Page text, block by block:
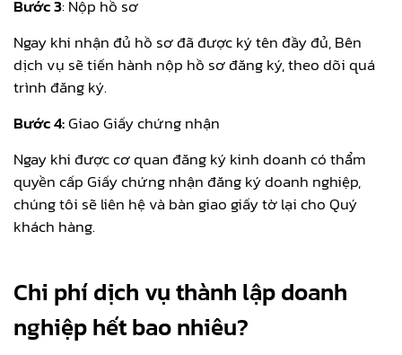
Bước 3: Nộp hồ sơ
Ngay khi nhận đủ hồ sơ đã được ký tên đầy đủ, Bên
dịch vụ sẽ tiến hành nộp hồ sơ đăng ký, theo dõi quá
trình đăng ký.
Bước 4:Giao Giấy chứng nhận
Ngay khi được cơ quan đăng ký kinh doanh có thẩm
quyền cấp Giấy chứng nhận đăng ký doanh nghiệp,
chúng tôi sẽ liên hệ và bàn giao giấy tờ lại cho Quý
khách hàng.
Chi phí dịch vụ thành lập doanh
nghiệp hết bao nhiêu?